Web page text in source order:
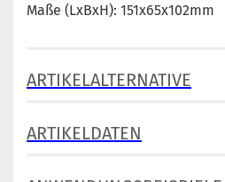
Maße (LxBxH): 151x65x102mm
ARTIKELALTERNATIVE
ARTIKELDATEN